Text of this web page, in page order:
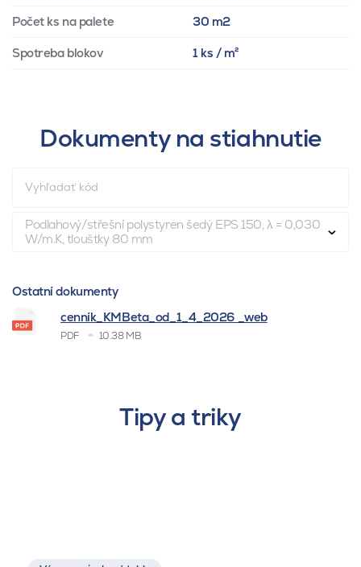
Počet ks na palete 30 m2
Spotreba blokov 1 ks / m²
Dokumenty na stiahnutie
Podlahový/střešní polystyren šedý EPS 150, λ = 0,030
W/m.K, tloušťky 80 mm
Ostatní dokumenty
cenník_KMBeta_od_1_4_2026 _web
PDF 10.38 MB
Tipy a triky